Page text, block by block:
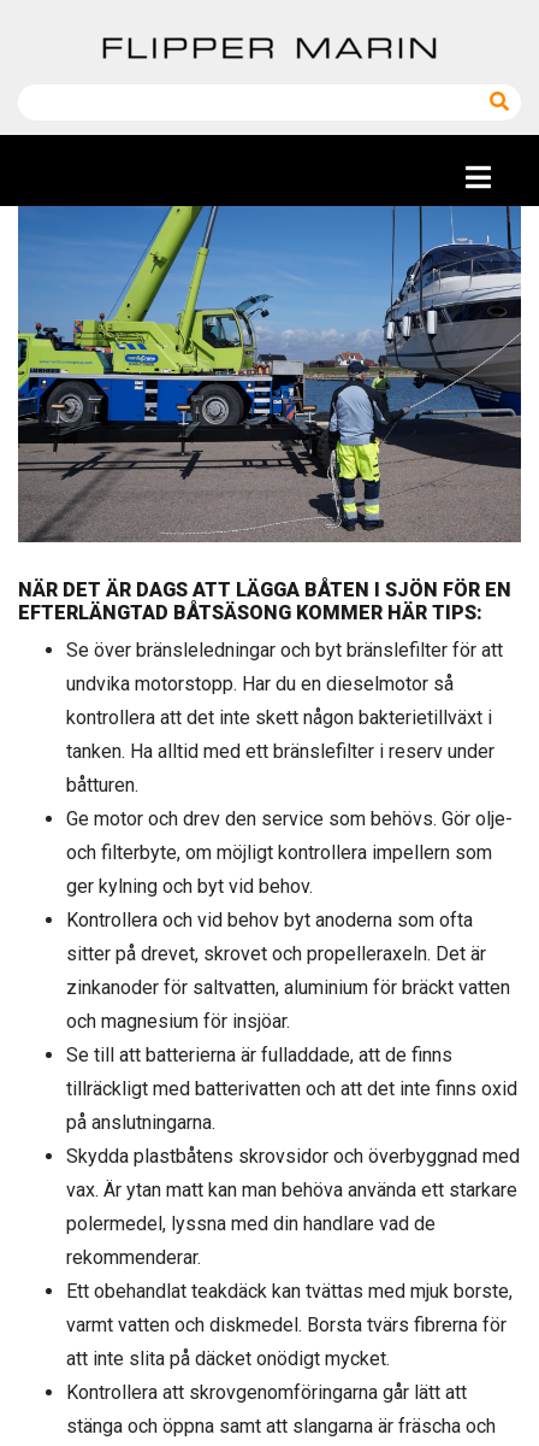
NÄR DET ÄR DAGS ATT LÄGGA BÅTEN I SJÖN FÖR EN
EFTERLÄNGTAD BÅTSÄSONG KOMMER HÄR TIPS:
Se över bränsleledningar och byt bränslefilter för att
undvika motorstopp. Har du en dieselmotor så
kontrollera att det inte skett någon bakterietillväxt i
tanken. Ha alltid med ett bränslefilter i reserv under
båtturen.
Ge motor och drev den service som behövs. Gör olje-
och filterbyte, om möjligt kontrollera impellern som
ger kylning och byt vid behov.
Kontrollera och vid behov byt anoderna som ofta
sitter på drevet, skrovet och propelleraxeln. Det är
zinkanoder för saltvatten, aluminium för bräckt vatten
och magnesium för insjöar.
Se till att batterierna är fulladdade, att de finns
tillräckligt med batterivatten och att det inte finns oxid
på anslutningarna.
Skydda plastbåtens skrovsidor och överbyggnad med
vax. Är ytan matt kan man behöva använda ett starkare
polermedel, lyssna med din handlare vad de
rekommenderar.
Ett obehandlat teakdäck kan tvättas med mjuk borste,
varmt vatten och diskmedel. Borsta tvärs fibrerna för
att inte slita på däcket onödigt mycket.
Kontrollera att skrovgenomföringarna går lätt att
stänga och öppna samt att slangarna är fräscha och